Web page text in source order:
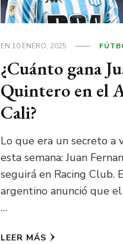
EN 10 ENERO, 2025
¿Cuánto gana
Quintero en el
Cali?
Lo que era un secreto a
esta semana: Juan
seguirá en Racing Club.
argentino anunció que
…
LEER MÁS